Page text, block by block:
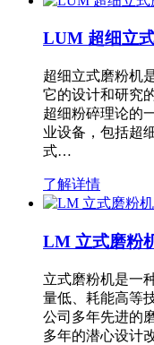
LUM 超细立
超细立式磨粉机
它的设计和研究
超细粉碎理论的
业设备，包括超
式…
了解详情
LM 立式磨粉
立式磨粉机是一
量低、耗能高等
公司多年先进的
多年的潜心设计